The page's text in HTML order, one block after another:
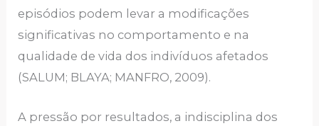
episódios podem levar a modificações
significativas no comportamento e na
qualidade de vida dos indivíduos afetados
(SALUM; BLAYA; MANFRO, 2009).
A pressão por resultados, a indisciplina dos